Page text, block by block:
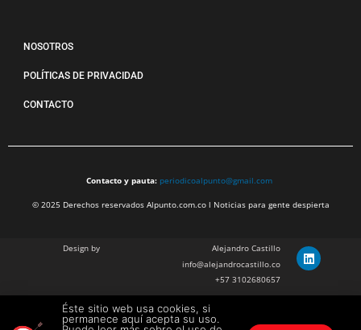
NOSOTROS
POLÍTICAS DE PRIVACIDAD
CONTACTO
Contacto y pauta: periodicoalpunto@gmail.com
© 2025 Derechos reservados Alpunto.com.co l Noticias para gente despierta
Design by
Alejandro Castillo
info@alejandrocastillo.co
+57 3102680657
Julian Barragan Verano
julbarg@gmail.com
Éste sitio web usa cookies, si
permanece aquí acepta su uso.